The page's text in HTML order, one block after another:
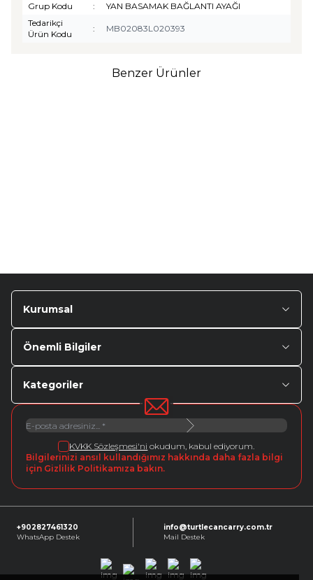
Grup Kodu
:
YAN BASAMAK BAĞLANTI AYAĞI
Tedarikçi
Ürün Kodu
: MB02083L020393
Benzer Ürünler
Kurumsal
Önemli Bilgiler
Kategoriler
KVKK Sözleşmesi'ni okudum, kabul ediyorum.
Bilgilerinizi ansıl kullandığımız hakkında daha fazla bilgi
için Gizlilik Politikamıza bakın.
+902827461320
WhatsApp Destek
info@turtlecancarry.com.tr
Mail Destek